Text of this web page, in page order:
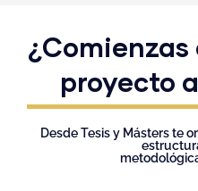
¿Comienzas
proyecto
Desde Tesis y Másters te